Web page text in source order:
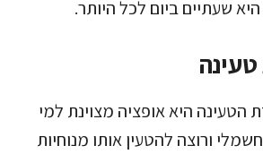
שעתיים ביום לכל היותר.
היא אופציה מצוינת למי
ורוצה להטעין אותו מנוחיות